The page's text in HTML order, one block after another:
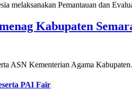
melaksanakan Pemantauan dan
Kabupaten
ASN Kementerian Agama
PAI Fair